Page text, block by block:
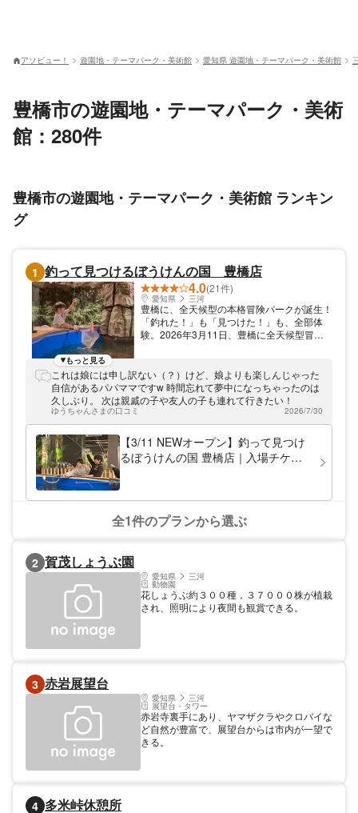
アソビュー！ 遊園地・テーマパーク・美術館 愛知県 遊園地・テーマパーク・美術館
豊橋市の遊園地・テーマパーク・美術
館：280件
豊橋市の遊園地・テーマパーク・美術館 ランキン
グ
1 釣って見つけるぼうけんの国 豊橋店
4.0(21件)
愛知県 三河
豊橋に、全天候型の本格冒険パークが誕生！
「釣れた！」も「見つけた！」も、全部体
験。2026年3月11日、豊橋に全天候型冒険
「徳川埋蔵金発掘」。さらに「トレジャーハ
ンター」では、珍しい化石やパワーストーン
を掘り当てて、すべて持ち帰ることができま
す。室内釣り堀では、熱帯魚やイモリなど多
彩な生き物と触れ合え、初心者も「釣れ
た！」の感動を味わえます。道具は全てレン
タル可能で手ぶらOK。スタッフのサポート
も万全です。 動画やゲームでは味わえない
もっと見る
これは娘には申し訳ない（？）けど、娘よりも楽しんじゃった
自信があるパパママですw 時間忘れて夢中になっちゃったのは
久しぶり。 次は親戚の子や友人の子も連れて行きたい！
ゆうちゃんさまの口コミ 2026/7/30
【3/11 NEWオープン】釣って見つけ
るぼうけんの国 豊橋店｜入場チケッ
全1件のプランから選ぶ
2 賀茂しょうぶ園
愛知県 三河
動物園
花しょうぶ約３００種，３７０００株が植栽
され、照明により夜間も観賞できる。
3 赤岩展望台
愛知県 三河
展望台・タワー
赤岩寺裏手にあり、ヤマザクラやクロバイな
ど自然が豊富で、展望台からは市内が一望で
きる。
4 多米峠休憩所